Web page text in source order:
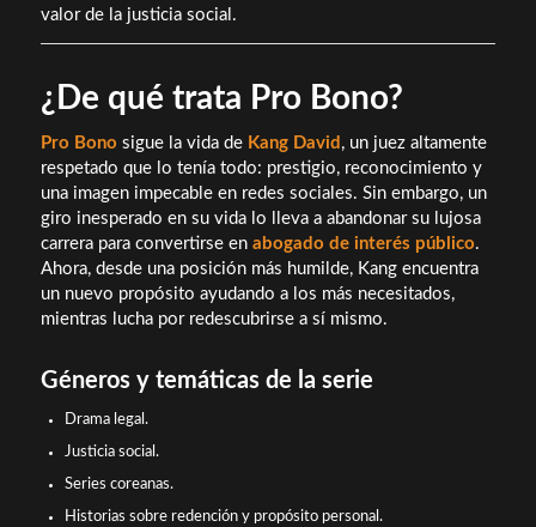
valor de la justicia social.
¿De qué trata Pro Bono?
Pro Bono sigue la vida de Kang David , un juez altamente
respetado que lo tenía todo: prestigio, reconocimiento y
una imagen impecable en redes sociales. Sin embargo, un
giro inesperado en su vida lo lleva a abandonar su lujosa
carrera para convertirse en abogado de interés público.
Ahora, desde una posición más humilde, Kang encuentra
un nuevo propósito ayudando a los más necesitados,
mientras lucha por redescubrirse a sí mismo.
Géneros y temáticas de la serie
Drama legal.
Justicia social.
Series coreanas.
Historias sobre redención y propósito personal.